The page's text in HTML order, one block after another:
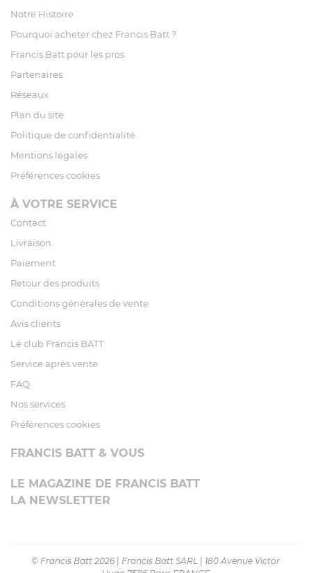
Notre Histoire
Pourquoi acheter chez Francis Batt ?
Francis Batt pour les pros
Partenaires
Réseaux
Plan du site
Politique de confidentialité
Mentions légales
Préférences cookies
À VOTRE SERVICE
Contact
Livraison
Paiement
Retour des produits
Conditions générales de vente
Avis clients
Le club Francis BATT
Service après vente
FAQ
Nos services
Préférences cookies
FRANCIS BATT & VOUS
LE MAGAZINE DE FRANCIS BATT
LA NEWSLETTER
© Francis Batt 2026 Francis Batt SARL
180 Avenue Victor